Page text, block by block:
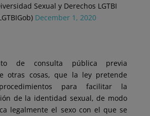
Sexual y Derechos LGTBI
December 1, 2020
de consulta pública previa
otras cosas, que la ley pretende
para facilitar la
de la identidad sexual, de modo
legalmente el sexo con el que se